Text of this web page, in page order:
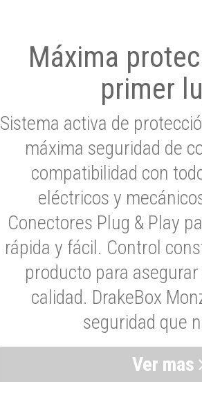
Máxima
primer
Sistema activa de
máxima seguridad de
compatibilidad con
eléctricos y
Conectores Plug & Play
rápida y fácil. Control
producto para
calidad. DrakeBox
seguridad que
Ver mas